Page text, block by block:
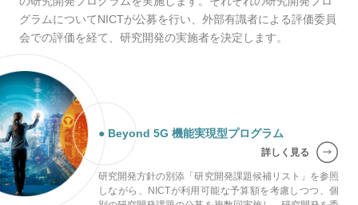
グラムについてNICTが公募を行い、外部有識者による評価委員
会での評価を経て、研究開発の実施者を決定します。
● Beyond 5G 機能実現型プログラム
詳しく見る
研究開発方針の別添「研究開発課題候補リスト」を参照
しながら、NICTが利用可能な予算額を考慮しつつ、個